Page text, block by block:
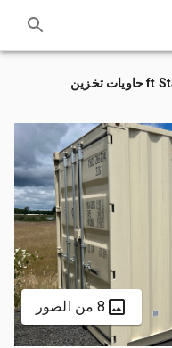
8 من الصور